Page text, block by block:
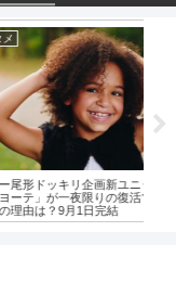
形ドッキリ企画新ユニッ
テ」が一夜限りの復活で
由は？9月1日完結